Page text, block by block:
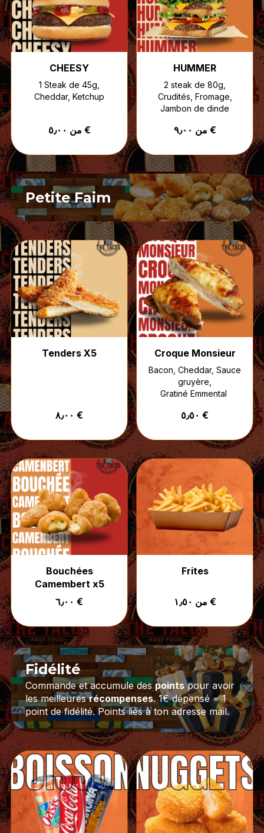
CHEESY
1 Steak de 45g,
Cheddar, Ketchup
من ٥٫٠٠ €
HUMMER
2 steak de 80g,
Crudités, Fromage,
Jambon de dinde
من ٩٫٠٠ €
Petite Faim
Tenders X5
٨٫٠٠ €
Croque Monsieur
Bacon, Cheddar, Sauce
gruyère,
Gratiné Emmental
٥٫٥٠ €
Bouchées
Camembert x5
٦٫٠٠ €
Frites
من ١٫٥٠ €
Fidélité
Commande et accumule despoints pour avoir
les meilleuresrécompenses. 1€ dépensé = 1
point de fidélité. Points liés à ton adresse mail.